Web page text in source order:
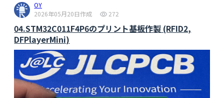
OY
2026年05月20日作成
272
04.STM32C011F4P6のプリント基板作製 (RFID2,
DFPlayerMini)